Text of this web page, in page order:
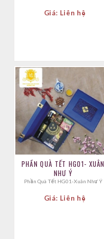
Giá: Liên hệ
PHẦN QUÀ TẾT HG01- XUÂN
NHƯ Ý
Phần Quà Tết HG01-Xuân Như Ý
Giá: Liên hệ